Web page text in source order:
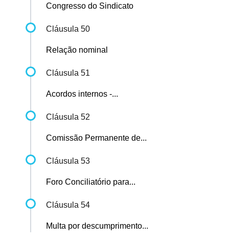
Congresso do Sindicato
Cláusula 50
Relação nominal
Cláusula 51
Acordos internos -...
Cláusula 52
Comissão Permanente de...
Cláusula 53
Foro Conciliatório para...
Cláusula 54
Multa por descumprimento...